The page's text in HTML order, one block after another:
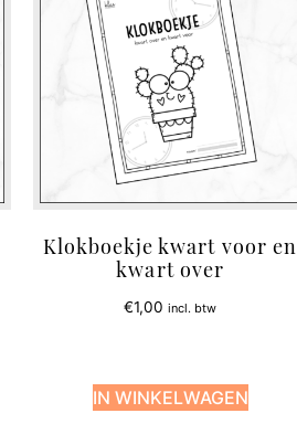
Klokboekje kwart voor en
kwart over
€1,00 incl. btw
IN WINKELWAGEN